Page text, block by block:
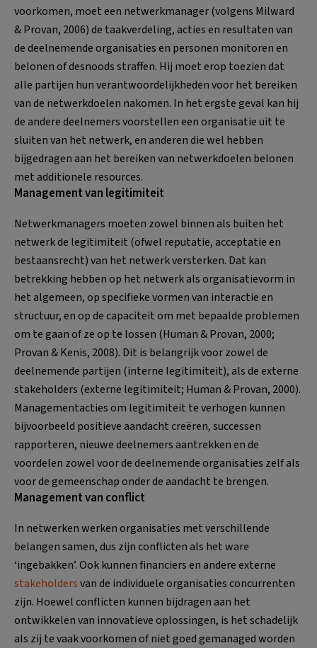
voorkomen, moet een netwerkmanager (volgens Milward
& Provan, 2006) de taakverdeling, acties en resultaten van
de deelnemende organisaties en personen monitoren en
belonen of desnoods straffen. Hij moet erop toezien dat
alle partijen hun verantwoordelijkheden voor het bereiken
van de netwerkdoelen nakomen. In het ergste geval kan hij
de andere deelnemers voorstellen een organisatie uit te
sluiten van het netwerk, en anderen die wel hebben
bijgedragen aan het bereiken van netwerkdoelen belonen
met additionele resources.
Management van legitimiteit
Netwerkmanagers moeten zowel binnen als buiten het
netwerk de legitimiteit (ofwel reputatie, acceptatie en
bestaansrecht) van het netwerk versterken. Dat kan
betrekking hebben op het netwerk als organisatievorm in
het algemeen, op specifieke vormen van interactie en
structuur, en op de capaciteit om met bepaalde problemen
om te gaan of ze op te lossen (Human & Provan, 2000;
Provan & Kenis, 2008). Dit is belangrijk voor zowel de
deelnemende partijen (interne legitimiteit), als de externe
stakeholders (externe legitimiteit; Human & Provan, 2000).
Managementacties om legitimiteit te verhogen kunnen
bijvoorbeeld positieve aandacht creëren, successen
rapporteren, nieuwe deelnemers aantrekken en de
voordelen zowel voor de deelnemende organisaties zelf als
voor de gemeenschap onder de aandacht te brengen.
Management van conflict
In netwerken werken organisaties met verschillende
belangen samen, dus zijn conflicten als het ware
‘ingebakken’. Ook kunnen financiers en andere externe
stakeholdersvan de individuele organisaties concurrenten
zijn. Hoewel conflicten kunnen bijdragen aan het
ontwikkelen van innovatieve oplossingen, is het schadelijk
als zij te vaak voorkomen of niet goed gemanaged worden